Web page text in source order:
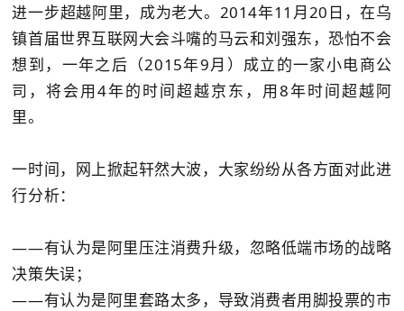
进一步超越阿里，成为老大。2014年11月20日，在乌
镇首届世界互联网大会斗嘴的马云和刘强东，恐怕不会
想到，一年之后（2015年9月）成立的一家小电商公
司，将会用4年的时间超越京东，用8年时间超越阿
里。
一时间，网上掀起轩然大波，大家纷纷从各方面对此进
行分析：
——有认为是阿里压注消费升级，忽略低端市场的战略
决策失误；
——有认为是阿里套路太多，导致消费者用脚投票的市